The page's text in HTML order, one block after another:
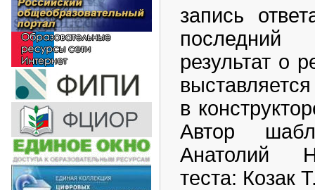
запись
последний
результат о
в
Автор
Анатолий
теста: Козак